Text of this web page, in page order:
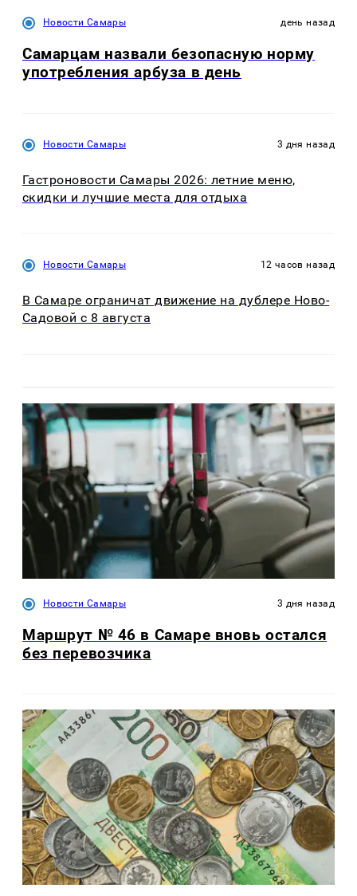
Новости Самары день назад
Самарцам назвали безопасную норму
употребления арбуза в день
Новости Самары 3 дня назад
Гастроновости Самары 2026: летние меню,
скидки и лучшие места для отдыха
Новости Самары 12 часов назад
В Самаре ограничат движение на дублере Ново-
Садовой с 8 августа
Новости Самары 3 дня назад
Маршрут № 46 в Самаре вновь остался
без перевозчика